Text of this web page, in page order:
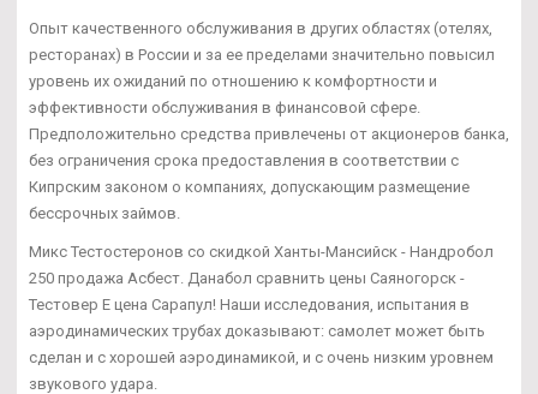
Опыт качественного обслуживания в других областях (отелях,
ресторанах) в России и за ее пределами значительно повысил
уровень их ожиданий по отношению к комфортности и
эффективности обслуживания в финансовой сфере.
Предположительно средства привлечены от акционеров банка,
без ограничения срока предоставления в соответствии с
Кипрским законом о компаниях, допускающим размещение
бессрочных займов.
Микс Тестостеронов со скидкой Ханты-Мансийск - Нандробол
250 продажа Асбест. Данабол сравнить цены Саяногорск -
Тестовер Е цена Сарапул! Наши исследования, испытания в
аэродинамических трубах доказывают: самолет может быть
сделан и с хорошей аэродинамикой, и с очень низким уровнем
звукового удара.